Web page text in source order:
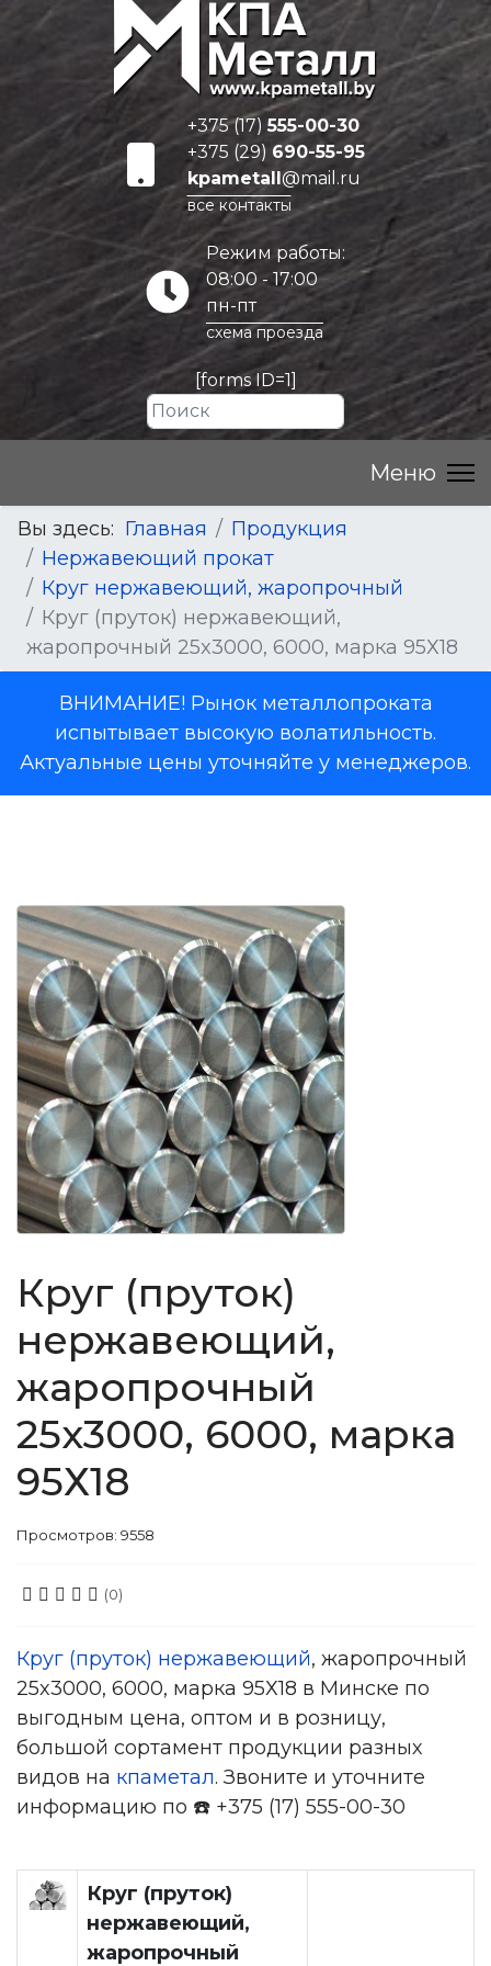
+375 (17)555-00-30
+375 (29) 690-55-95
kpametall@mail.ru
все контакты
Режим работы:
08:00 - 17:00
пн-пт
схема проезда
[forms ID=1]
Вы здесь: Главная
Продукция
Нержавеющий прокат
Круг нержавеющий, жаропрочный
Круг (пруток) нержавеющий,
жаропрочный 25x3000, 6000, марка 95Х18
ВНИМАНИЕ! Рынок металлопроката
испытывает высокую волатильность.
Актуальные цены уточняйте у менеджеров.
Круг (пруток)
нержавеющий,
жаропрочный
25x3000, 6000, марка
95Х18
Просмотров: 9558
(0)
Круг (пруток) нержавеющий, жаропрочный
25x3000, 6000, марка 95Х18 в Минске по
выгодным цена, оптом и в розницу,
большой сортамент продукции разных
видов на кпаметал. Звоните и уточните
информацию по ☎️ +375 (17) 555-00-30
Круг (пруток)
нержавеющий,
жаропрочный